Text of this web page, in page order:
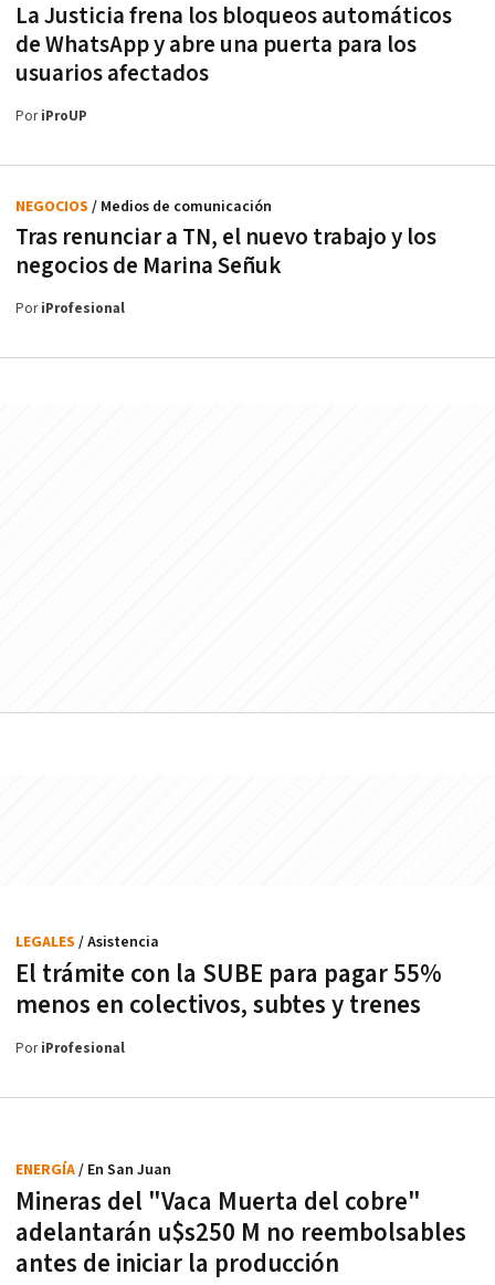
La Justicia frena los bloqueos automáticos
de WhatsApp y abre una puerta para los
usuarios afectados
PoriProUP
Tras renunciar a TN, el nuevo trabajo y los
negocios de Marina Señuk
NEGOCIOS / Medios de comunicación
PoriProfesional
El trámite con la SUBE para pagar 55%
menos en colectivos, subtes y trenes
LEGALES / Asistencia
PoriProfesional
Mineras del "Vaca Muerta del cobre"
adelantarán u$s250 M no reembolsables
antes de iniciar la producción
ENERGÍA/ En San Juan